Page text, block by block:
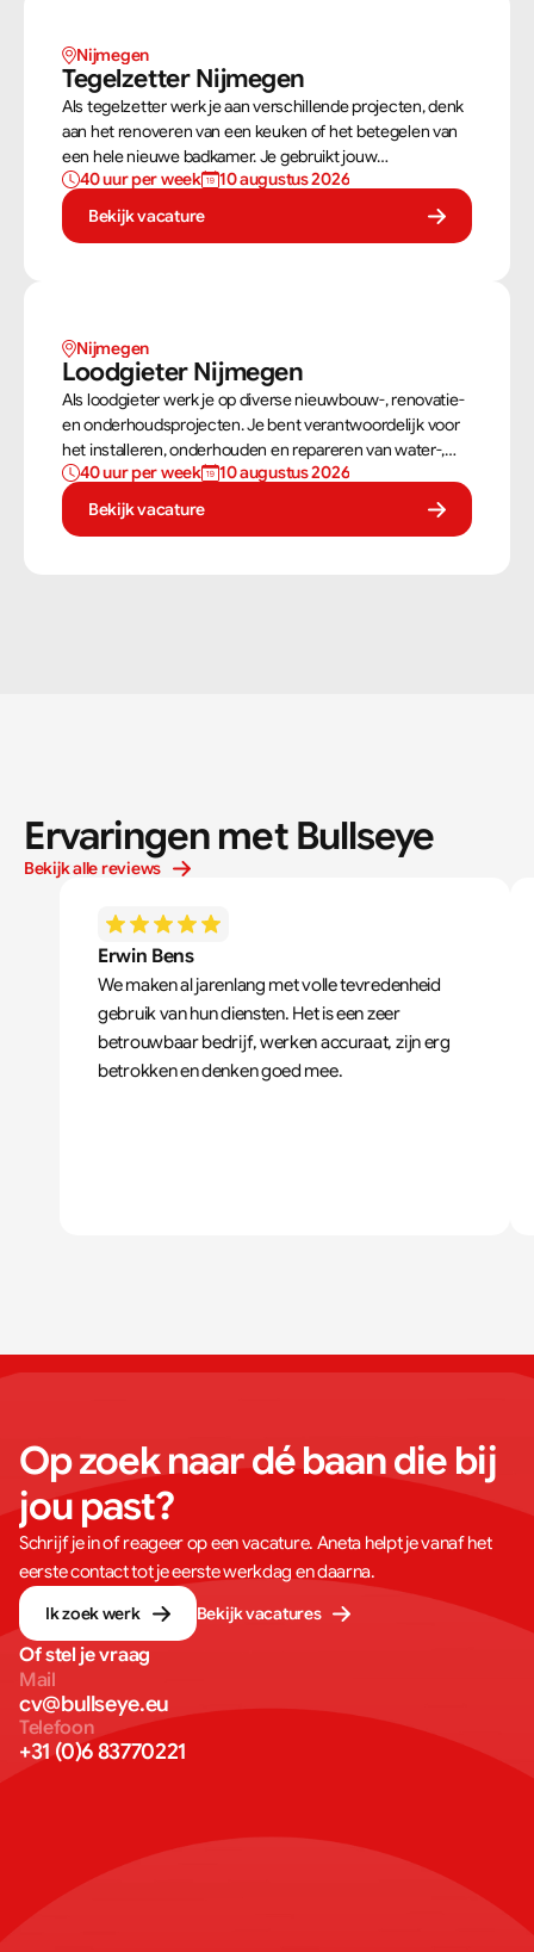
Nijmegen
Tegelzetter Nijmegen
Als tegelzetter werk je aan verschillende projecten, denk
aan het renoveren van een keuken of het betegelen van
een hele nieuwe badkamer. Je gebruikt jouw
vaardigheden om tegels perfect te plaatsen. Als
tegelzetter ben je voortdurend bezig met diverse taken.
40 uur per week
10 augustus 2026
Bekijk vacature
Nijmegen
Loodgieter Nijmegen
Als loodgieter werk je op diverse nieuwbouw-, renovatie-
en onderhoudsprojecten. Je bent verantwoordelijk voor
het installeren, onderhouden en repareren van water-,
gas- en afvoersystemen. Jij zorgt ervoor dat installaties
veilig, goed werkend en volgens de juiste normen worden
aangelegd.
40 uur per week
10 augustus 2026
Bekijk vacature
Ervaringen met Bullseye
Bekijk alle reviews
Erwin Bens
We maken al jarenlang met volle tevredenheid
gebruik van hun diensten. Het is een zeer
betrouwbaar bedrijf, werken accuraat, zijn erg
betrokken en denken goed mee.
Op zoek naar dé baan die bij
jou past?
Schrijf je in of reageer op een vacature. Aneta helpt je vanaf het
eerste contact tot je eerste werkdag en daarna.
Ik zoek werk
Bekijk vacatures
Of stel je vraag
Mail
cv@bullseye.eu
Telefoon
+31 (0)6 83770221